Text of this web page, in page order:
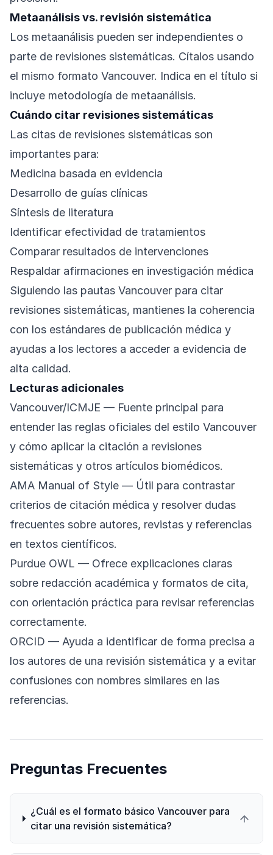
Metaanálisis vs. revisión sistemática
Los metaanálisis pueden ser independientes o
parte de revisiones sistemáticas. Cítalos usando
el mismo formato Vancouver. Indica en el título si
incluye metodología de metaanálisis.
Cuándo citar revisiones sistemáticas
Las citas de revisiones sistemáticas son
importantes para:
Medicina basada en evidencia
Desarrollo de guías clínicas
Síntesis de literatura
Identificar efectividad de tratamientos
Comparar resultados de intervenciones
Respaldar afirmaciones en investigación médica
Siguiendo las pautas Vancouver para citar
revisiones sistemáticas, mantienes la coherencia
con los estándares de publicación médica y
ayudas a los lectores a acceder a evidencia de
alta calidad.
Lecturas adicionales
Vancouver/ICMJE — Fuente principal para
entender las reglas oficiales del estilo Vancouver
y cómo aplicar la citación a revisiones
sistemáticas y otros artículos biomédicos.
AMA Manual of Style — Útil para contrastar
criterios de citación médica y resolver dudas
frecuentes sobre autores, revistas y referencias
en textos científicos.
Purdue OWL — Ofrece explicaciones claras
sobre redacción académica y formatos de cita,
con orientación práctica para revisar referencias
correctamente.
ORCID — Ayuda a identificar de forma precisa a
los autores de una revisión sistemática y a evitar
confusiones con nombres similares en las
referencias.
Preguntas Frecuentes
¿Cuál es el formato básico Vancouver para
citar una revisión sistemática?